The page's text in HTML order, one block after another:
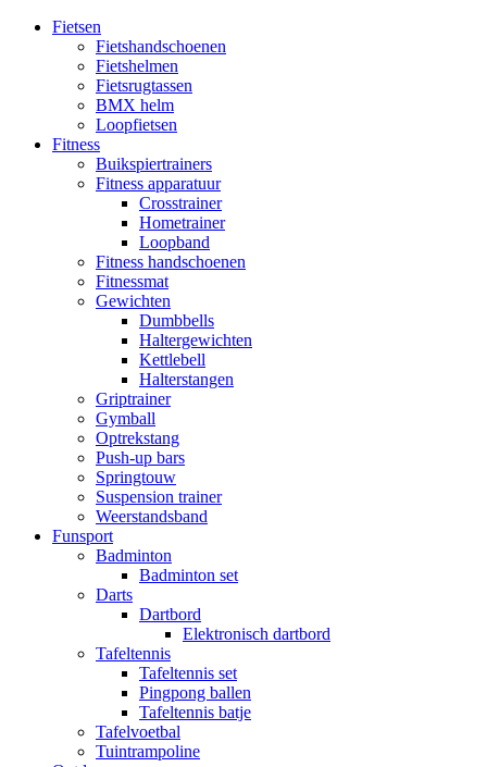
Fietsen
Fietshandschoenen
Fietshelmen
Fietsrugtassen
BMX helm
Loopfietsen
Fitness
Buikspiertrainers
Fitness apparatuur
Crosstrainer
Hometrainer
Loopband
Fitness handschoenen
Fitnessmat
Gewichten
Dumbbells
Haltergewichten
Kettlebell
Halterstangen
Griptrainer
Gymball
Optrekstang
Push-up bars
Springtouw
Suspension trainer
Weerstandsband
Funsport
Badminton
Badminton set
Darts
Dartbord
Elektronisch dartbord
Tafeltennis
Tafeltennis set
Pingpong ballen
Tafeltennis batje
Tafelvoetbal
Tuintrampoline